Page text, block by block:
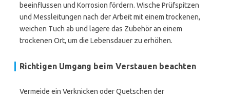
beeinflussen und Korrosion fördern. Wische Prüfspitzen
und Messleitungen nach der Arbeit mit einem trockenen,
weichen Tuch ab und lagere das Zubehör an einem
trockenen Ort, um die Lebensdauer zu erhöhen.
Richtigen Umgang beim Verstauen beachten
Vermeide ein Verknicken oder Quetschen der